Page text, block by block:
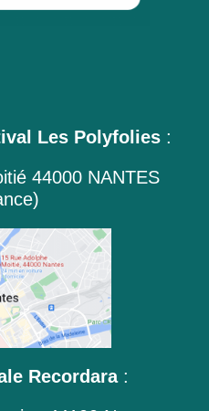
Les Polyfolies:
44000 NANTES
Recordara: